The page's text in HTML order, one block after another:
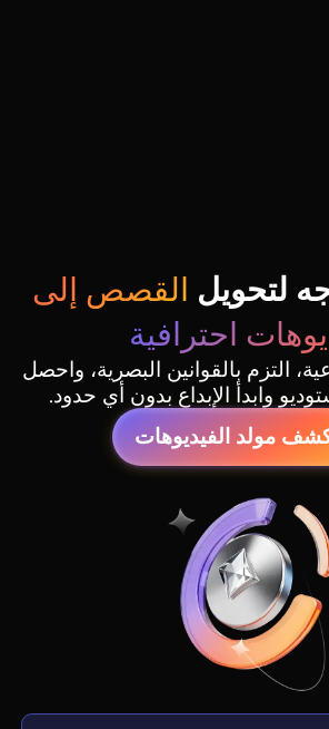
لتحويل القصص إلى
احترافية
التزم بالقوانين البصرية، واحصل
وابدأ الإبداع بدون أي حدود.
مولد الفيديوهات